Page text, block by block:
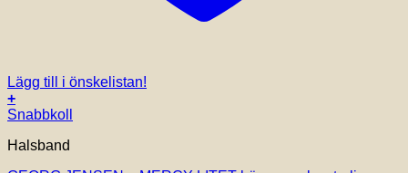
Lägg till i önskelistan!
+
Snabbkoll
Halsband